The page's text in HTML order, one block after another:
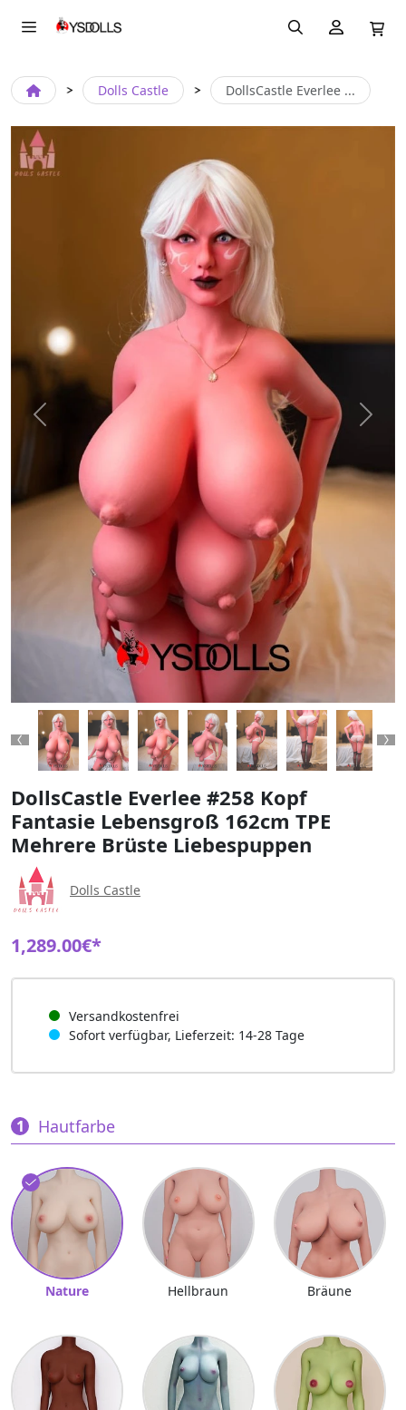
Dolls Castle DollsCastle Everlee ...
Previous Next
Previous
DollsCastle Everlee #258 Kopf
Fantasie Lebensgroß 162cm TPE
Mehrere Brüste Liebespuppen
Dolls Castle
1,289.00€*
Versandkostenfrei
Sofort verfügbar, Lieferzeit: 14-28 Tage
Hautfarbe
Nature Hellbraun Bräune